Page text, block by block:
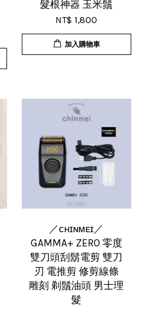
髮根神器 玉米鬚
NT$ 1,800
加入購物車
／ᴄʜɪɴᴍᴇɪ／
GAMMA+ ZERO 零度
雙刀頭刮鬍電剪 雙刀
刃 電推剪 修剪線條
雕刻 剃鬚油頭 男士理
髮